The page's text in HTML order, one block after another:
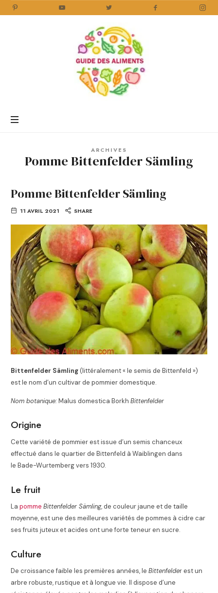
Aliments
ARCHIVES
Pomme Bittenfelder Sämling
Pomme Bittenfelder Sämling
11 AVRIL 2021 SHARE
Bittenfelder Sämling(littéralement « le semis de Bittenfeld »)
est le nom d’un cultivar de pommier domestique.
Nom botanique:Malus domestica BorkhBittenfelder
Origine
Cette variété de pommier est issue d’un semis chanceux
effectué dans le quartier de Bittenfeld à Waiblingen dans
le Bade-Wurtembergvers 1930.
Le fruit
Lapomme Bittenfelder Sämling, de couleur jaune et de taille
moyenne, est une des meilleures variétés de pommes à cidre car
ses fruits juteux et acides ont une forte teneur en sucre.
Culture
De croissance faible les premières années, leBittenfelder est un
arbre robuste, rustique et à longue vie. Il dispose d’une